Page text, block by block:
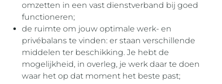
omzetten in een vast dienstverband bij goed
functioneren;
de ruimte om jouw optimale werk- en
privébalans te vinden: er staan verschillende
middelen ter beschikking. Je hebt de
mogelijkheid, in overleg, je werk daar te doen
waar het op dat moment het beste past;